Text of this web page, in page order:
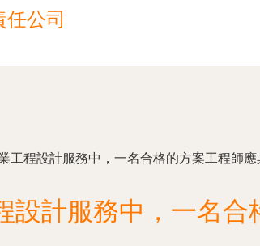
公司
工程設計服務中，一名合格的方案工程師
設計服務中，一名